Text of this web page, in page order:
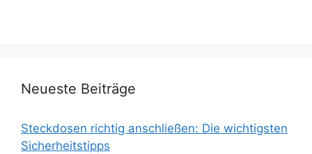
Neueste Beiträge
Steckdosen richtig anschließen: Die wichtigsten
Sicherheitstipps